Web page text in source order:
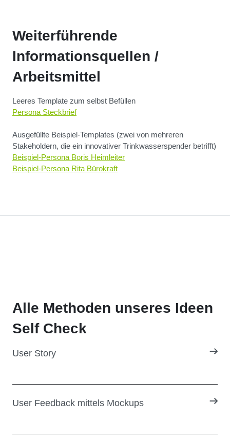
Weiterführende
Informationsquellen /
Arbeitsmittel
Leeres Template zum selbst Befüllen
Persona Steckbrief
Ausgefüllte Beispiel-Templates (zwei von mehreren
Stakeholdern, die ein innovativer Trinkwasserspender betrifft)
Beispiel-Persona Boris Heimleiter
Beispiel-Persona Rita Bürokraft
Alle Methoden unseres Ideen
Self Check
User Story
User Feedback mittels Mockups